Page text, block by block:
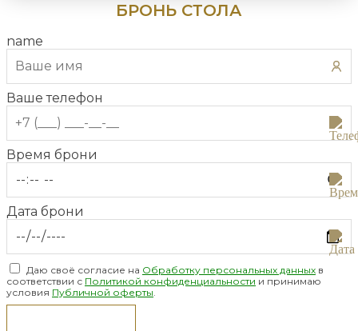
БРОНЬ СТОЛА
name
Ваше телефон
Время брони
Дата брони
Даю своё согласие на Обработку персональных данных в
соответствии с Политикой конфиденциальности и принимаю
условия Публичной оферты